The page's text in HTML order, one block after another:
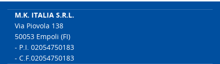
M.K. ITALIA S.R.L.
Via Piovola 138
50053 Empoli (FI)
- P.I. 02054750183
- C.F.02054750183